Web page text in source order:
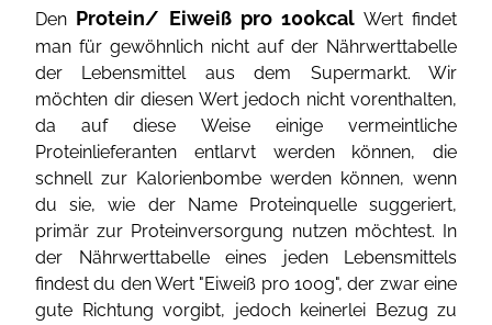
Den Protein/ Eiweiß pro 100kcal Wert findet
man für gewöhnlich nicht auf der Nährwerttabelle
der Lebensmittel aus dem Supermarkt. Wir
möchten dir diesen Wert jedoch nicht vorenthalten,
da auf diese Weise einige vermeintliche
Proteinlieferanten entlarvt werden können, die
schnell zur Kalorienbombe werden können, wenn
du sie, wie der Name Proteinquelle suggeriert,
primär zur Proteinversorgung nutzen möchtest. In
der Nährwerttabelle eines jeden Lebensmittels
findest du den Wert "Eiweiß pro 100g", der zwar eine
gute Richtung vorgibt, jedoch keinerlei Bezug zu